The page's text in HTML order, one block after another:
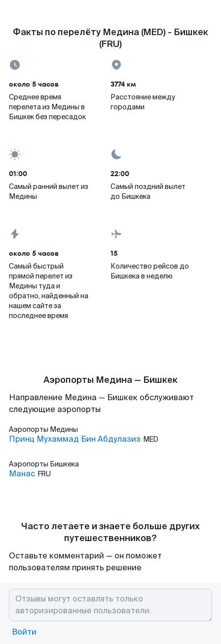
Факты по перелёту Медина (MED) - Бишкек
(FRU)
около 5 часов
Среднее время
перелета из Медины в
Бишкек без пересадок
3774 км
Расстояние между
городами
01:00
Самый ранний вылет из
Медины
22:00
Самый поздний вылет
до Бишкека
около 5 часов
Самый быстрый
прямой перелет из
Медины туда и
обратно, найденный на
нашем сайте за
последнее время
15
Количество рейсов до
Бишкека в неделю
Аэропорты Медина — Бишкек
Направление Медина — Бишкек обслуживают
следующие аэропорты
Аэропорты Медины
Принц Мухаммад Бин Абдулазиз MED
Аэропорты Бишкека
Манас FRU
Часто летаете и знаете больше других
путешественников?
Оставьте комментарий — он поможет
пользователям принять решение
Войти